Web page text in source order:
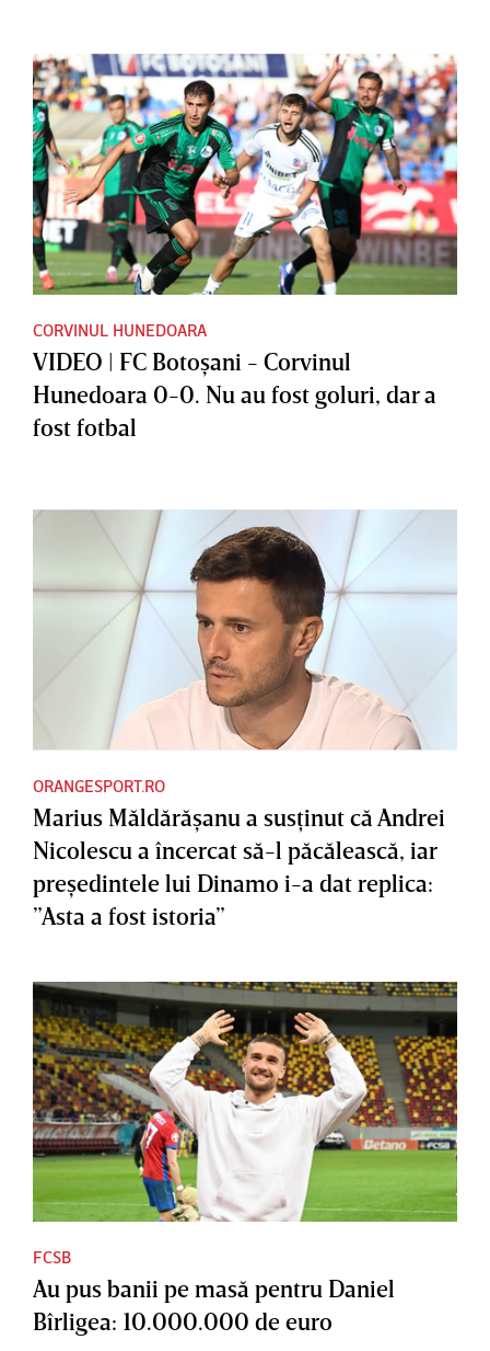
CORVINUL HUNEDOARA
VIDEO | FC Botoşani - Corvinul
Hunedoara 0-0. Nu au fost goluri, dar a
fost fotbal
ORANGESPORT.RO
Marius Măldărăşanu a susţinut că Andrei
Nicolescu a încercat să-l păcălească, iar
preşedintele lui Dinamo i-a dat replica:
”Asta a fost istoria”
FCSB
Au pus banii pe masă pentru Daniel
Bîrligea: 10.000.000 de euro